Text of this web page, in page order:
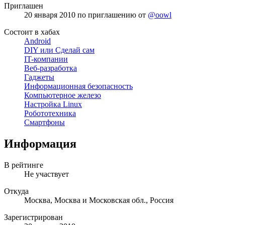
Приглашен
20 января 2010 по приглашению от @oowl
Состоит в хабах
Android
DIY или Сделай сам
IT-компании
Веб-разработка
Гаджеты
Информационная безопасность
Компьютерное железо
Настройка Linux
Робототехника
Смартфоны
Информация
В рейтинге
Не участвует
Откуда
Москва, Москва и Московская обл., Россия
Зарегистрирован